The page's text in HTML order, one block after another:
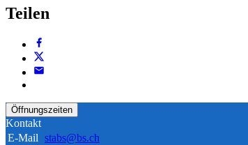
Teilen
Öffnungszeiten
Kontakt
E-Mail stabs@bs.ch